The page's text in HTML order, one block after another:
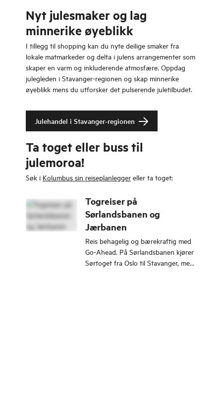
Nyt julesmaker og lag
minnerike øyeblikk
I tillegg til shopping kan du nyte deilige smaker fra
lokale matmarkeder og delta i julens arrangementer som
skaper en varm og inkluderende atmosfære. Oppdag
julegleden i Stavanger-regionen og skap minnerike
øyeblikk mens du utforsker det pulserende juletilbudet.
Julehandel i Stavanger-regionen
Ta toget eller buss til
julemoroa!
Søk i Kolumbus sin reiseplanlegger eller ta toget:
Togreiser på
Sørlandsbanen og
Jærbanen
Reis behagelig og bærekraftig med
Go-Ahead. På Sørlandsbanen kjører
Sørtoget fra Oslo til Stavanger, med